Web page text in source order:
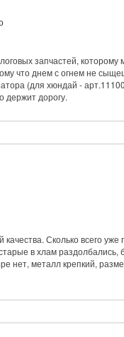
запчастей,
что днем с огнем не
(для хюндай -
держит дорогу.
Сколько всего
в хлам
нет, металл крепкий,